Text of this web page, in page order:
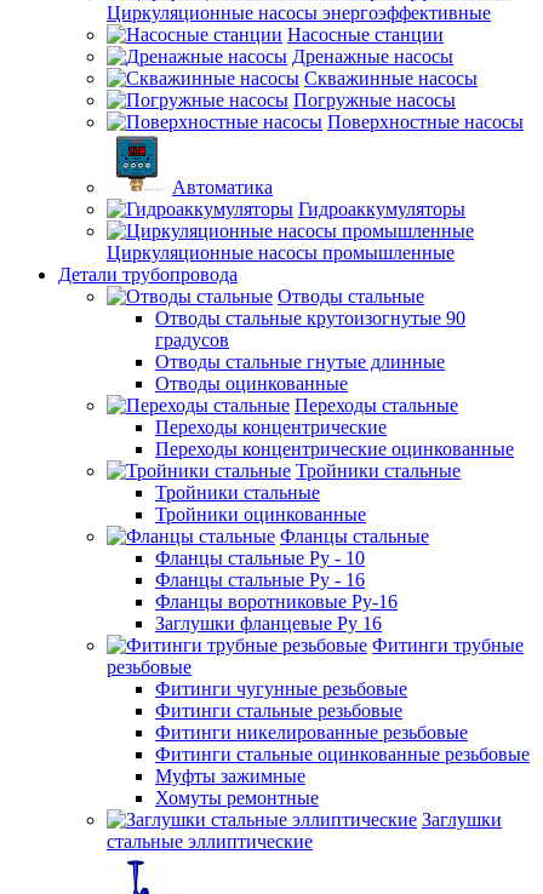
Циркуляционные насосы энергоэффективные
Насосные станции
Дренажные насосы
Скважинные насосы
Погружные насосы
Поверхностные насосы
Автоматика
Гидроаккумуляторы
Циркуляционные насосы промышленные
Детали трубопровода
Отводы стальные
Отводы стальные крутоизогнутые 90
градусов
Отводы стальные гнутые длинные
Отводы оцинкованные
Переходы стальные
Переходы концентрические
Переходы концентрические оцинкованные
Тройники стальные
Тройники стальные
Тройники оцинкованные
Фланцы стальные
Фланцы стальные Ру - 10
Фланцы стальные Ру - 16
Фланцы воротниковые Ру-16
Заглушки фланцевые Ру 16
Фитинги трубные
резьбовые
Фитинги чугунные резьбовые
Фитинги стальные резьбовые
Фитинги никелированные резьбовые
Фитинги стальные оцинкованные резьбовые
Муфты зажимные
Хомуты ремонтные
Заглушки
стальные эллиптические